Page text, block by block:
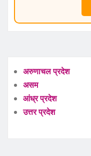
अरुणाचल प्रदेश
असम
आंध्र प्रदेश
उत्तर प्रदेश